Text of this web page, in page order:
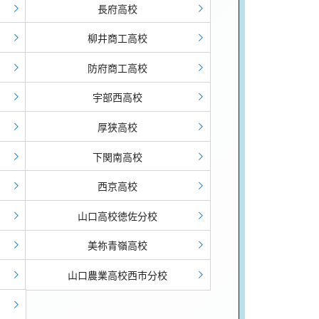
長府高校
柳井商工高校
防府商工高校
宇部西高校
厚狭高校
下関南高校
西京高校
山口高校徳佐分校
美祢青嶺高校
山口農業高校西市分校